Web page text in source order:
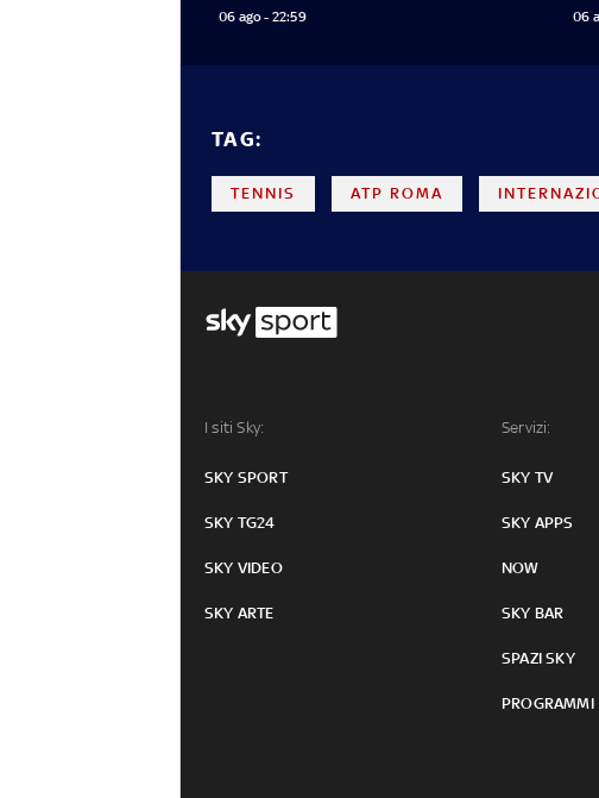
06 ago - 22:59 06
TAG:
TENNIS ATP ROMA
I siti Sky:
SKY SPORT
SKY TG24
SKY VIDEO
SKY ARTE
Servizi:
SKY TV
SKY APPS
NOW
SKY BAR
SPAZI SKY
PROGRAMMI